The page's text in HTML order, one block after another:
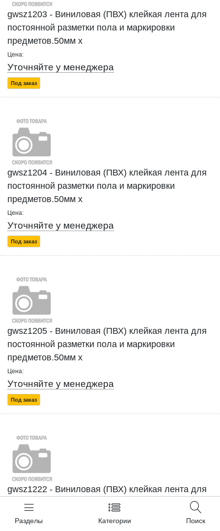
Разделы Категории Поиск
gwsz1203 - Виниловая (ПВХ) клейкая лента для
постоянной разметки пола и маркировки
предметов.50мм x
Цена:
Уточняйте у менеджера
Под заказ
gwsz1204 - Виниловая (ПВХ) клейкая лента для
постоянной разметки пола и маркировки
предметов.50мм x
Цена:
Уточняйте у менеджера
Под заказ
gwsz1205 - Виниловая (ПВХ) клейкая лента для
постоянной разметки пола и маркировки
предметов.50мм x
Цена:
Уточняйте у менеджера
Под заказ
gwsz1222 - Виниловая (ПВХ) клейкая лента для
постоянной разметки пола и маркировки
предметов.25мм x